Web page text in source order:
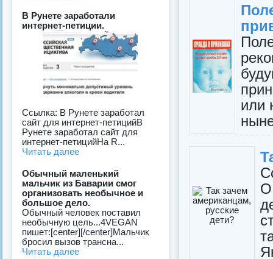
или
О
В Рунете заработали
интернет-петиции.
Ссылка: В Рунете заработал
сайт для интернет-петицийВ
Рунете заработал сайт для
интернет-петицийНа R...
Читать далее
Обычный маленький
мальчик из Баварии смог
организовать необычное и
большое дело.
Обычный человек поставил
необычную цель...4VEGAN
пишет:[center][/center]Мальчик
бросил вызов трансна...
Читать далее